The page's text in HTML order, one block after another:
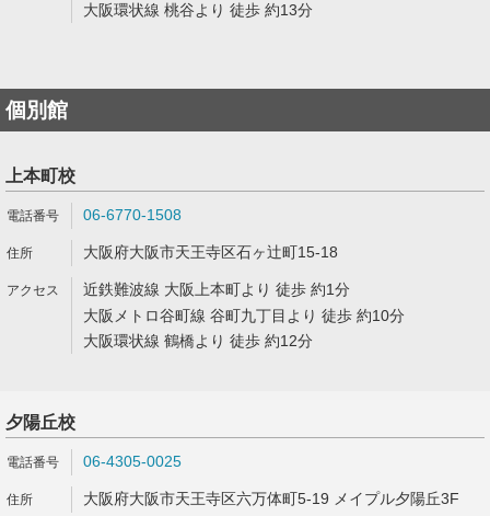
大阪環状線 桃谷より 徒歩 約13分
個別館
上本町校
06-6770-1508
大阪府大阪市天王寺区石ヶ辻町15-18
近鉄難波線 大阪上本町より 徒歩 約1分
大阪メトロ谷町線 谷町九丁目より 徒歩 約10分
大阪環状線 鶴橋より 徒歩 約12分
夕陽丘校
06-4305-0025
大阪府大阪市天王寺区六万体町5-19 メイプル夕陽丘3F